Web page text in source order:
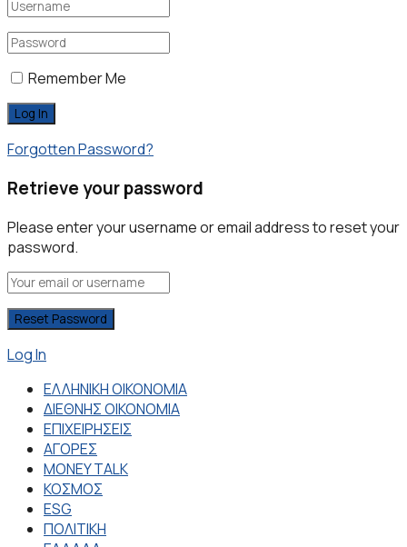
Remember Me
Forgotten Password?
Retrieve your password
Please enter your username or email address to reset your
password.
Log In
ΕΛΛΗΝΙΚΗ ΟΙΚΟΝΟΜΙΑ
ΔΙΕΘΝΗΣ ΟΙΚΟΝΟΜΙΑ
ΕΠΙΧΕΙΡΗΣΕΙΣ
ΑΓΟΡΕΣ
MONEY TALK
ΚΟΣΜΟΣ
ESG
ΠΟΛΙΤΙΚΗ